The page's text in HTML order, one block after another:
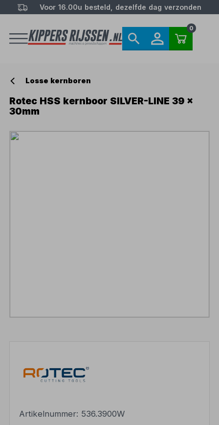
Voor 16.00u besteld, dezelfde dag verzonden
0
Losse kernboren
Rotec HSS kernboor SILVER-LINE 39 x
30mm
Artikelnummer: 536.3900W